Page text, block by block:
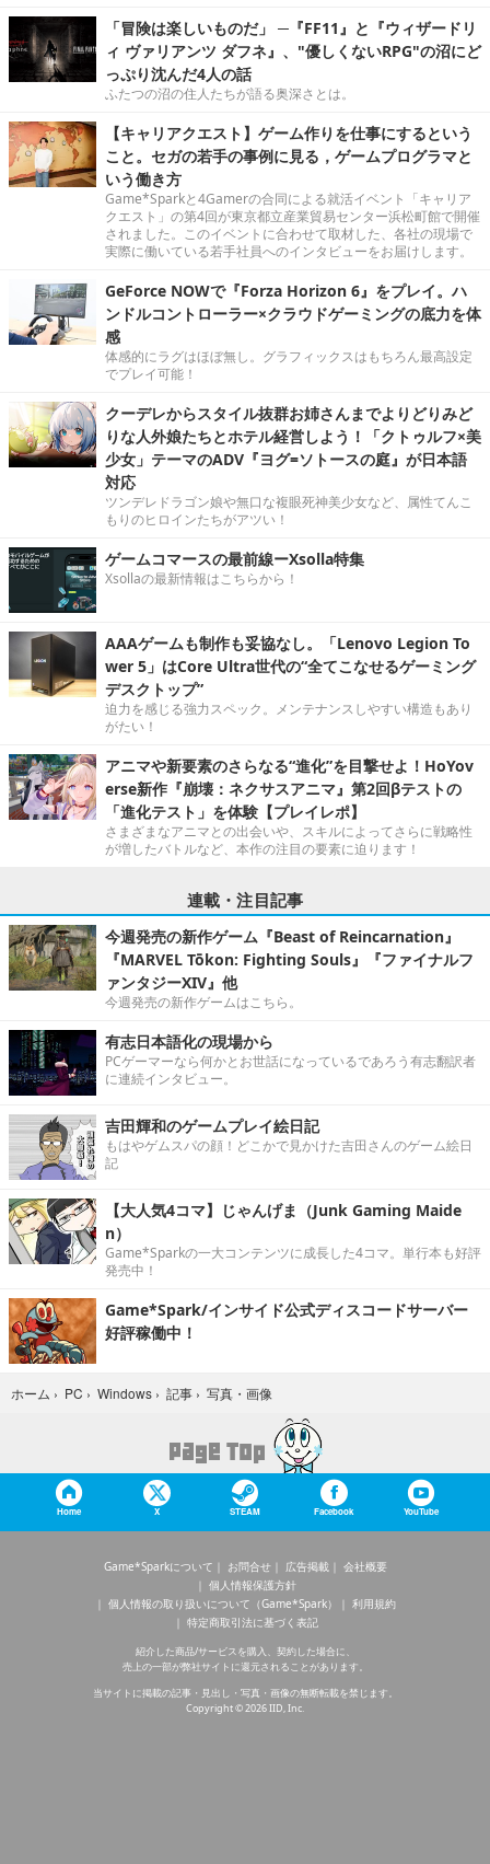
「冒険は楽しいものだ」 ─『FF11』と『ウィザードリ
ィ ヴァリアンツ ダフネ』、"優しくないRPG"の沼にど
っぷり沈んだ4人の話
ふたつの沼の住人たちが語る奥深さとは。
【キャリアクエスト】ゲーム作りを仕事にするという
こと。セガの若手の事例に見る，ゲームプログラマと
いう働き方
Game*Sparkと4Gamerの合同による就活イベント「キャリア
クエスト」の第4回が東京都立産業貿易センター浜松町館で開催
されました。このイベントに合わせて取材した、各社の現場で
実際に働いている若手社員へのインタビューをお届けします。
GeForce NOWで『Forza Horizon 6』をプレイ。ハ
ンドルコントローラー×クラウドゲーミングの底力を体
感
体感的にラグはほぼ無し。グラフィックスはもちろん最高設定
でプレイ可能！
クーデレからスタイル抜群お姉さんまでよりどりみど
りな人外娘たちとホテル経営しよう！「クトゥルフ×美
少女」テーマのADV『ヨグ=ソトースの庭』が日本語
対応
ツンデレドラゴン娘や無口な複眼死神美少女など、属性てんこ
もりのヒロインたちがアツい！
ゲームコマースの最前線ーXsolla特集
Xsollaの最新情報はこちらから！
AAAゲームも制作も妥協なし。「Lenovo Legion To
wer 5」はCore Ultra世代の“全てこなせるゲーミング
デスクトップ”
迫力を感じる強力スペック。メンテナンスしやすい構造もあり
がたい！
アニマや新要素のさらなる“進化”を目撃せよ！HoYov
erse新作『崩壊：ネクサスアニマ』第2回βテストの
「進化テスト」を体験【プレイレポ】
さまざまなアニマとの出会いや、スキルによってさらに戦略性
が増したバトルなど、本作の注目の要素に迫ります！
連載・注目記事
今週発売の新作ゲーム『Beast of Reincarnation』
『MARVEL Tōkon: Fighting Souls』『ファイナルフ
ァンタジーXIV』他
今週発売の新作ゲームはこちら。
有志日本語化の現場から
PCゲーマーなら何かとお世話になっているであろう有志翻訳者
に連続インタビュー。
吉田輝和のゲームプレイ絵日記
もはやゲムスパの顔！どこかで見かけた吉田さんのゲーム絵日
記
【大人気4コマ】じゃんげま（Junk Gaming Maide
n）
Game*Sparkの一大コンテンツに成長した4コマ。単行本も好評
発売中！
Game*Spark/インサイド公式ディスコードサーバー
好評稼働中！
ホーム › PC › Windows › 記事 › 写真・画像
Home X STEAM Facebook YouTube
Game*Sparkについて お問合せ 広告掲載
会社概要
個人情報保護方針
個人情報の取り扱いについて（Game*Spark）
利用規約
特定商取引法に基づく表記
紹介した商品/サービスを購入、契約した場合に、
売上の一部が弊社サイトに還元されることがあります。
当サイトに掲載の記事・見出し・写真・画像の無断転載を禁じます。
Copyright © 2026 IID, Inc.